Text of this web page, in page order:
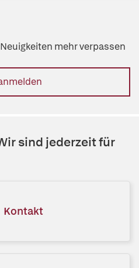
mehr verpassen
sind jederzeit für
Kontakt